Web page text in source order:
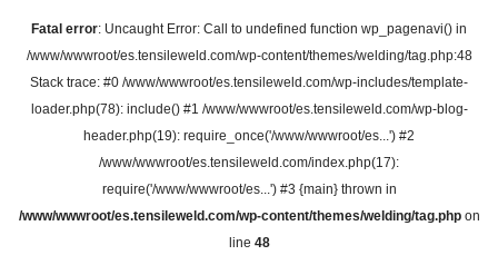
Fatal error: Uncaught Error: Call to undefined function wp_pagenavi() in
/www/wwwroot/es.tensileweld.com/wp-content/themes/welding/tag.php:48
Stack trace: #0 /www/wwwroot/es.tensileweld.com/wp-includes/template-
loader.php(78): include() #1 /www/wwwroot/es.tensileweld.com/wp-blog-
header.php(19): require_once('/www/wwwroot/es...') #2
/www/wwwroot/es.tensileweld.com/index.php(17):
require('/www/wwwroot/es...') #3 {main} thrown in
/www/wwwroot/es.tensileweld.com/wp-content/themes/welding/tag.phpon
line 48